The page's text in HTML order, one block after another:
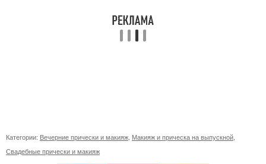
Категории: Вечерние прически и макияж Макияж и прическа на выпускной
Свадебные прически и макияж